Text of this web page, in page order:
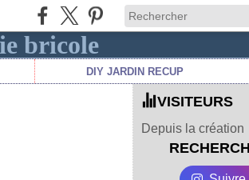
DIY JARDIN RECUP
VISITEURS
Depuis la création